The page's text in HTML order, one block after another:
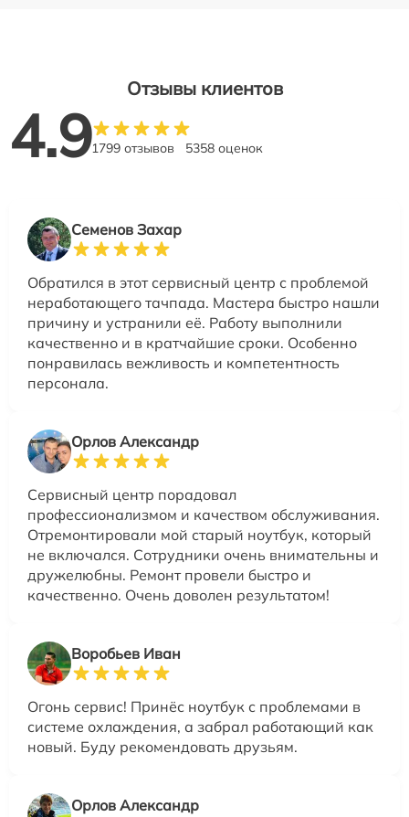
Отзывы клиентов
4.91799 отзывов 5358 оценок
Семенов Захар
Обратился в этот сервисный центр с проблемой
неработающего тачпада. Мастера быстро нашли
причину и устранили её. Работу выполнили
качественно и в кратчайшие сроки. Особенно
понравилась вежливость и компетентность
персонала.
Орлов Александр
Сервисный центр порадовал
профессионализмом и качеством обслуживания.
Отремонтировали мой старый ноутбук, который
не включался. Сотрудники очень внимательны и
дружелюбны. Ремонт провели быстро и
качественно. Очень доволен результатом!
Воробьев Иван
Огонь сервис! Принёс ноутбук с проблемами в
системе охлаждения, а забрал работающий как
новый. Буду рекомендовать друзьям.
Орлов Александр